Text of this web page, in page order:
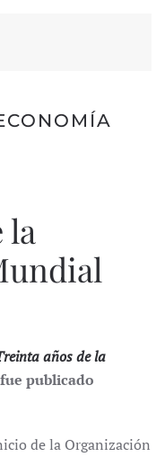
la
años de la
publicado
de la Organización